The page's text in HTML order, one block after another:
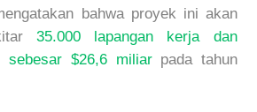
bahwa proyek ini akan
35.000 lapangan kerja dan
sebesar $26,6 miliarpada tahun